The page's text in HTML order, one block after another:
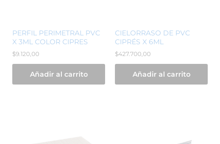
PERFIL PERIMETRAL PVC
X 3ML COLOR CIPRES
$9.120,00
Añadir al carrito
CIELORRASO DE PVC
CIPRÉS X 6ML
$427.700,00
Añadir al carrito